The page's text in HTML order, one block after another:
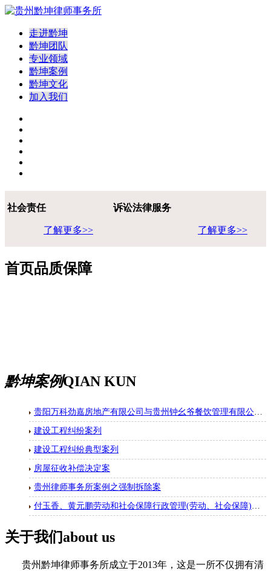
走进黔坤
黔坤团队
专业领域
黔坤案例
黔坤文化
加入我们
社会责任
了解更多>>
诉讼法律服务
了解更多>>
首页品质保障
黔坤案例QIAN KUN
贵阳万科劲嘉房地产有限公司与贵州钟幺爷餐饮管理有限公司房屋租赁合同纠纷一审民事判决书
建设工程纠纷案列
建设工程纠纷典型案列
房屋征收补偿决定案
贵州律师事务所案例之强制拆除案
付玉香、黄元鹏劳动和社会保障行政管理(劳动、社会保障)二审行政判决书
关于我们about us
贵州黔坤律师事务所成立于2013年，这是一所不仅拥有清